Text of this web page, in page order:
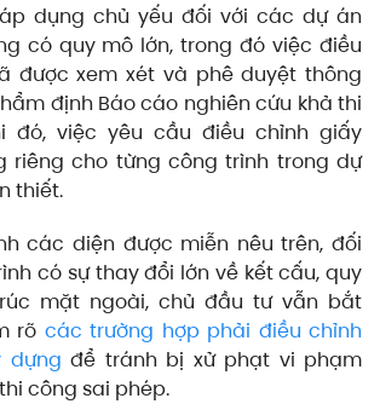
dụng chủ yếu đối với các dự án
có quy mô lớn, trong đó việc điều
được xem xét và phê duyệt thông
định Báo cáo nghiên cứu khả thi
đó, việc yêu cầu điều chỉnh giấy
riêng cho từng công trình trong dự
thiết.
các diện được miễn nêu trên, đối
có sự thay đổi lớn về kết cấu, quy
mặt ngoài, chủ đầu tư vẫn bắt
rõ các trường hợp phải điều chỉnh
dựng để tránh bị xử phạt vi phạm
công sai phép.